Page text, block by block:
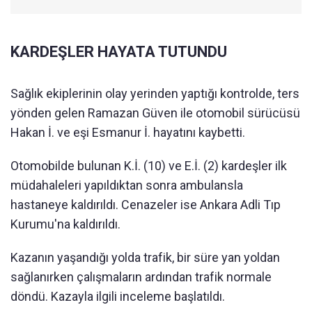
KARDEŞLER HAYATA TUTUNDU
Sağlık ekiplerinin olay yerinden yaptığı kontrolde, ters
yönden gelen Ramazan Güven ile otomobil sürücüsü
Hakan İ. ve eşi Esmanur İ. hayatını kaybetti.
Otomobilde bulunan K.İ. (10) ve E.İ. (2) kardeşler ilk
müdahaleleri yapıldıktan sonra ambulansla
hastaneye kaldırıldı. Cenazeler ise Ankara Adli Tıp
Kurumu'na kaldırıldı.
Kazanın yaşandığı yolda trafik, bir süre yan yoldan
sağlanırken çalışmaların ardından trafik normale
döndü. Kazayla ilgili inceleme başlatıldı.